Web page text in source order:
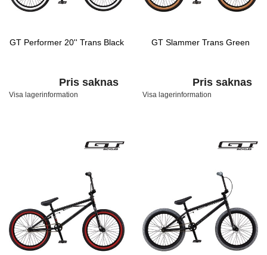
GT Performer 20'' Trans Black
Pris saknas
Visa lagerinformation
GT Slammer Trans Green
Pris saknas
Visa lagerinformation